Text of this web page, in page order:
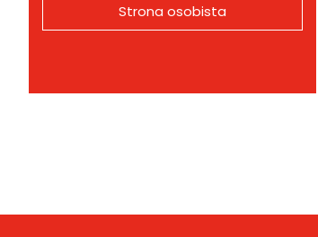
Strona osobista